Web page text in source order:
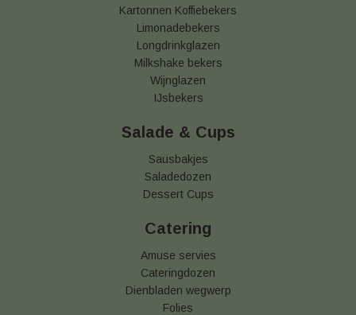
Kartonnen Koffiebekers
Limonadebekers
Longdrinkglazen
Milkshake bekers
Wijnglazen
IJsbekers
Salade & Cups
Sausbakjes
Saladedozen
Dessert Cups
Catering
Amuse servies
Cateringdozen
Dienbladen wegwerp
Folies